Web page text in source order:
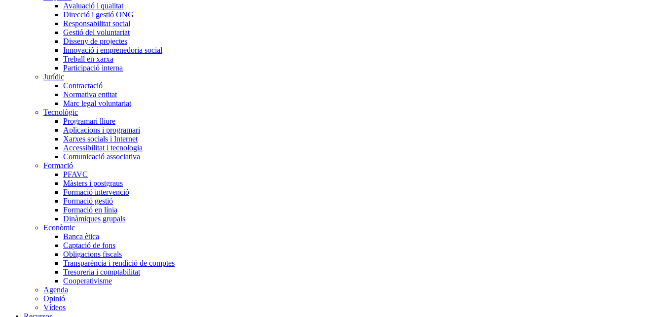
Avaluació i qualitat
Direcció i gestió ONG
Responsabilitat social
Gestió del voluntariat
Disseny de projectes
Innovació i emprenedoria social
Treball en xarxa
Participació interna
Jurídic
Contractació
Normativa entitat
Marc legal voluntariat
Tecnològic
Programari lliure
Aplicacions i programari
Xarxes socials i Internet
Accessibilitat i tecnologia
Comunicació associativa
Formació
PFAVC
Màsters i postgraus
Formació intervenció
Formació gestió
Formació en línia
Dinàmiques grupals
Econòmic
Banca ètica
Captació de fons
Obligacions fiscals
Transparència i rendició de comptes
Tresoreria i comptabilitat
Cooperativisme
Agenda
Opinió
Vídeos